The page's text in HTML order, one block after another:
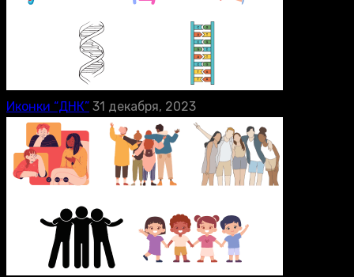
Иконки “ДНК” 31 декабря, 2023